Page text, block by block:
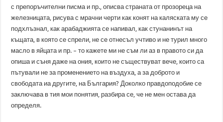
с препоръчителни писма и пр., описва страната от прозореца на
железницата, рисува с мрачни черти как конят на каляската му се
подхлъзнал, как арабаджията се напивал, как стунанинът на
къщата, в която се спрели, не се отнесъл учтиво и не турил много
масло в яйцата и пр. – то кажете ми не съм ли аз в правото си да
опиша и съня даже на ония, които не съществуват вече, които са
пътували не за променението на въздуха, а за доброто и
свободата иа другите, на България? Доколко правдоподобие се
заключава в тия мои понятия, разбира се, че не мен остава да
определя.